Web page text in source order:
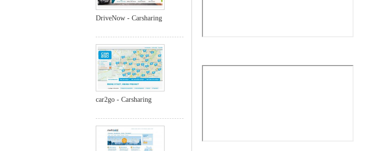
DriveNow - Carsharing
car2go - Carsharing